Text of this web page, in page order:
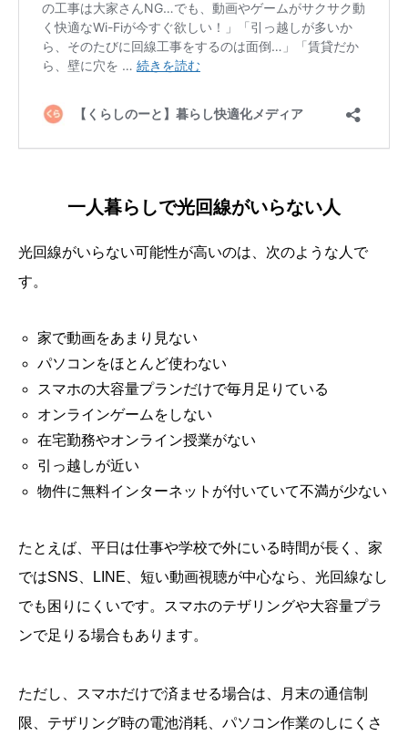
一人暮らしで光回線がいらない人
光回線がいらない可能性が高いのは、次のような人で
す。
家で動画をあまり見ない
パソコンをほとんど使わない
スマホの大容量プランだけで毎月足りている
オンラインゲームをしない
在宅勤務やオンライン授業がない
引っ越しが近い
物件に無料インターネットが付いていて不満が少ない
たとえば、平日は仕事や学校で外にいる時間が長く、家
ではSNS、LINE、短い動画視聴が中心なら、光回線なし
でも困りにくいです。スマホのテザリングや大容量プラ
ンで足りる場合もあります。
ただし、スマホだけで済ませる場合は、月末の通信制
限、テザリング時の電池消耗、パソコン作業のしにくさ